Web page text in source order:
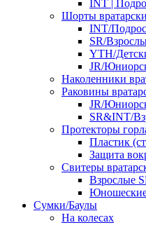
INT |
Шорты
INT/
SR/
YTH/
JR/
Наколенники
Раковины
JR/
SR&INT/
Протекторы
Пластик
Защита
Свитеры
Взрослые
Сумки/Баулы
На колесах